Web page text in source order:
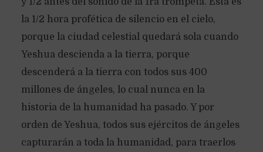
la 1/2 hora profética de silencio en el cielo,
porque la ciudad celestial quedará sola cuando
Yeshua descienda a la tierra, porque
descenderá a la tierra con todos sus 400
millones de ángeles, lo cual nunca en la
historia de la humanidad ha pasado. Y por
orden de Yeshua, todos sus ejércitos de ángeles
capturarán a toda la humanidad, para traerlos